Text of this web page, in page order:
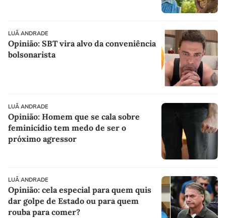
LUÃ ANDRADE
Opinião: SBT vira alvo da conveniência
bolsonarista
LUÃ ANDRADE
Opinião: Homem que se cala sobre
feminicídio tem medo de ser o
próximo agressor
LUÃ ANDRADE
Opinião: cela especial para quem quis
dar golpe de Estado ou para quem
rouba para comer?